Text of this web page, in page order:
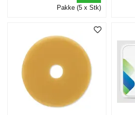
Pakke (5 x Stk)